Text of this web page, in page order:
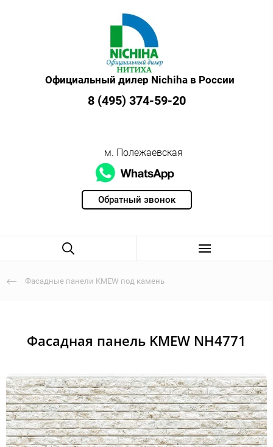
Обратный звонок
Официальный дилер Nichiha в России
8 (495) 374-59-20
м. Полежаевская
Фасадные панели KMEW под камень
Фасадная панель KMEW NH4771